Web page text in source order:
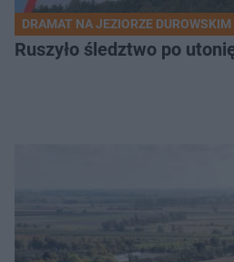
DRAMAT NA JEZIORZE DUROWSKIM
Ruszyło śledztwo po